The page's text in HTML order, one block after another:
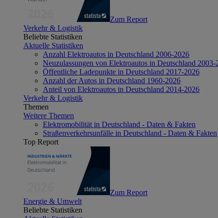
Zum Report
Verkehr & Logistik
Beliebte Statistiken
Aktuelle Statistiken
Anzahl Elektroautos in Deutschland 2006-2026
Neuzulassungen von Elektroautos in Deutschland 2003-
Öffentliche Ladepunkte in Deutschland 2017-2026
Anzahl der Autos in Deutschland 1960-2026
Anteil von Elektroautos in Deutschland 2014-2026
Verkehr & Logistik
Themen
Weitere Themen
Elektromobilität in Deutschland - Daten & Fakten
Straßenverkehrsunfälle in Deutschland - Daten & Fakten
Top Report
Zum Report
Energie & Umwelt
Beliebte Statistiken